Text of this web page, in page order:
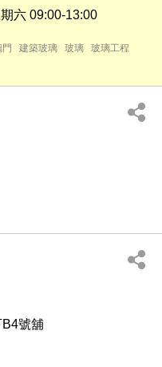
六 09:00-13:00
建築玻璃 玻璃
玻璃工程
號舖